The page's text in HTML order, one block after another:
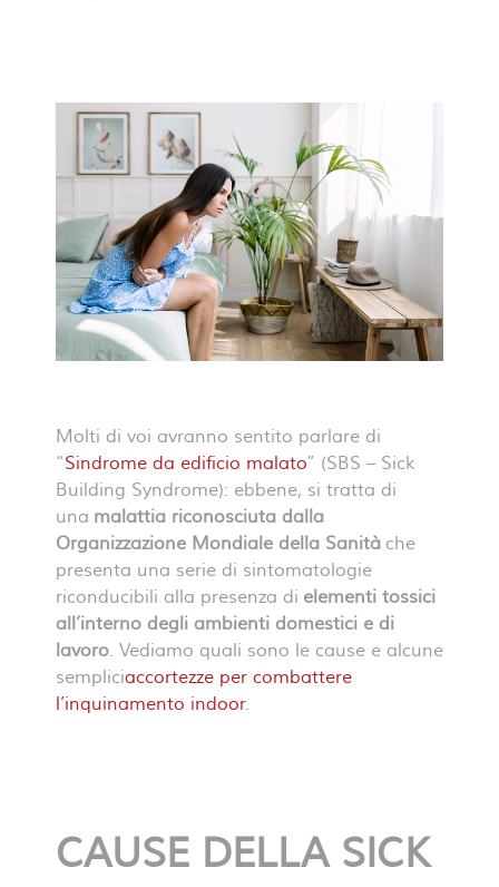
Molti di voi avranno sentito parlare di
“Sindrome da edificio malato” (SBS – Sick
Building Syndrome): ebbene, si tratta di
una malattia riconosciuta dalla
Organizzazione Mondiale della Sanità che
presenta una serie di sintomatologie
riconducibili alla presenza di elementi tossici
all’interno degli ambienti domestici e di
lavoro. Vediamo quali sono le cause e alcune
sempliciaccortezze per combattere
l’inquinamento indoor.
CAUSE DELLA SICK